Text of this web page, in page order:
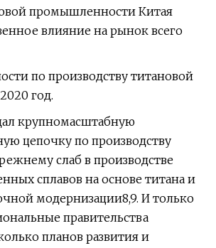
промышленности Китая
влияние на рынок всего
по производству титановой
год.
крупномасштабную
цепочку по производству
слаб в производстве
сплавов на основе титана и
модернизации8,9. И только
правительства
планов развития и